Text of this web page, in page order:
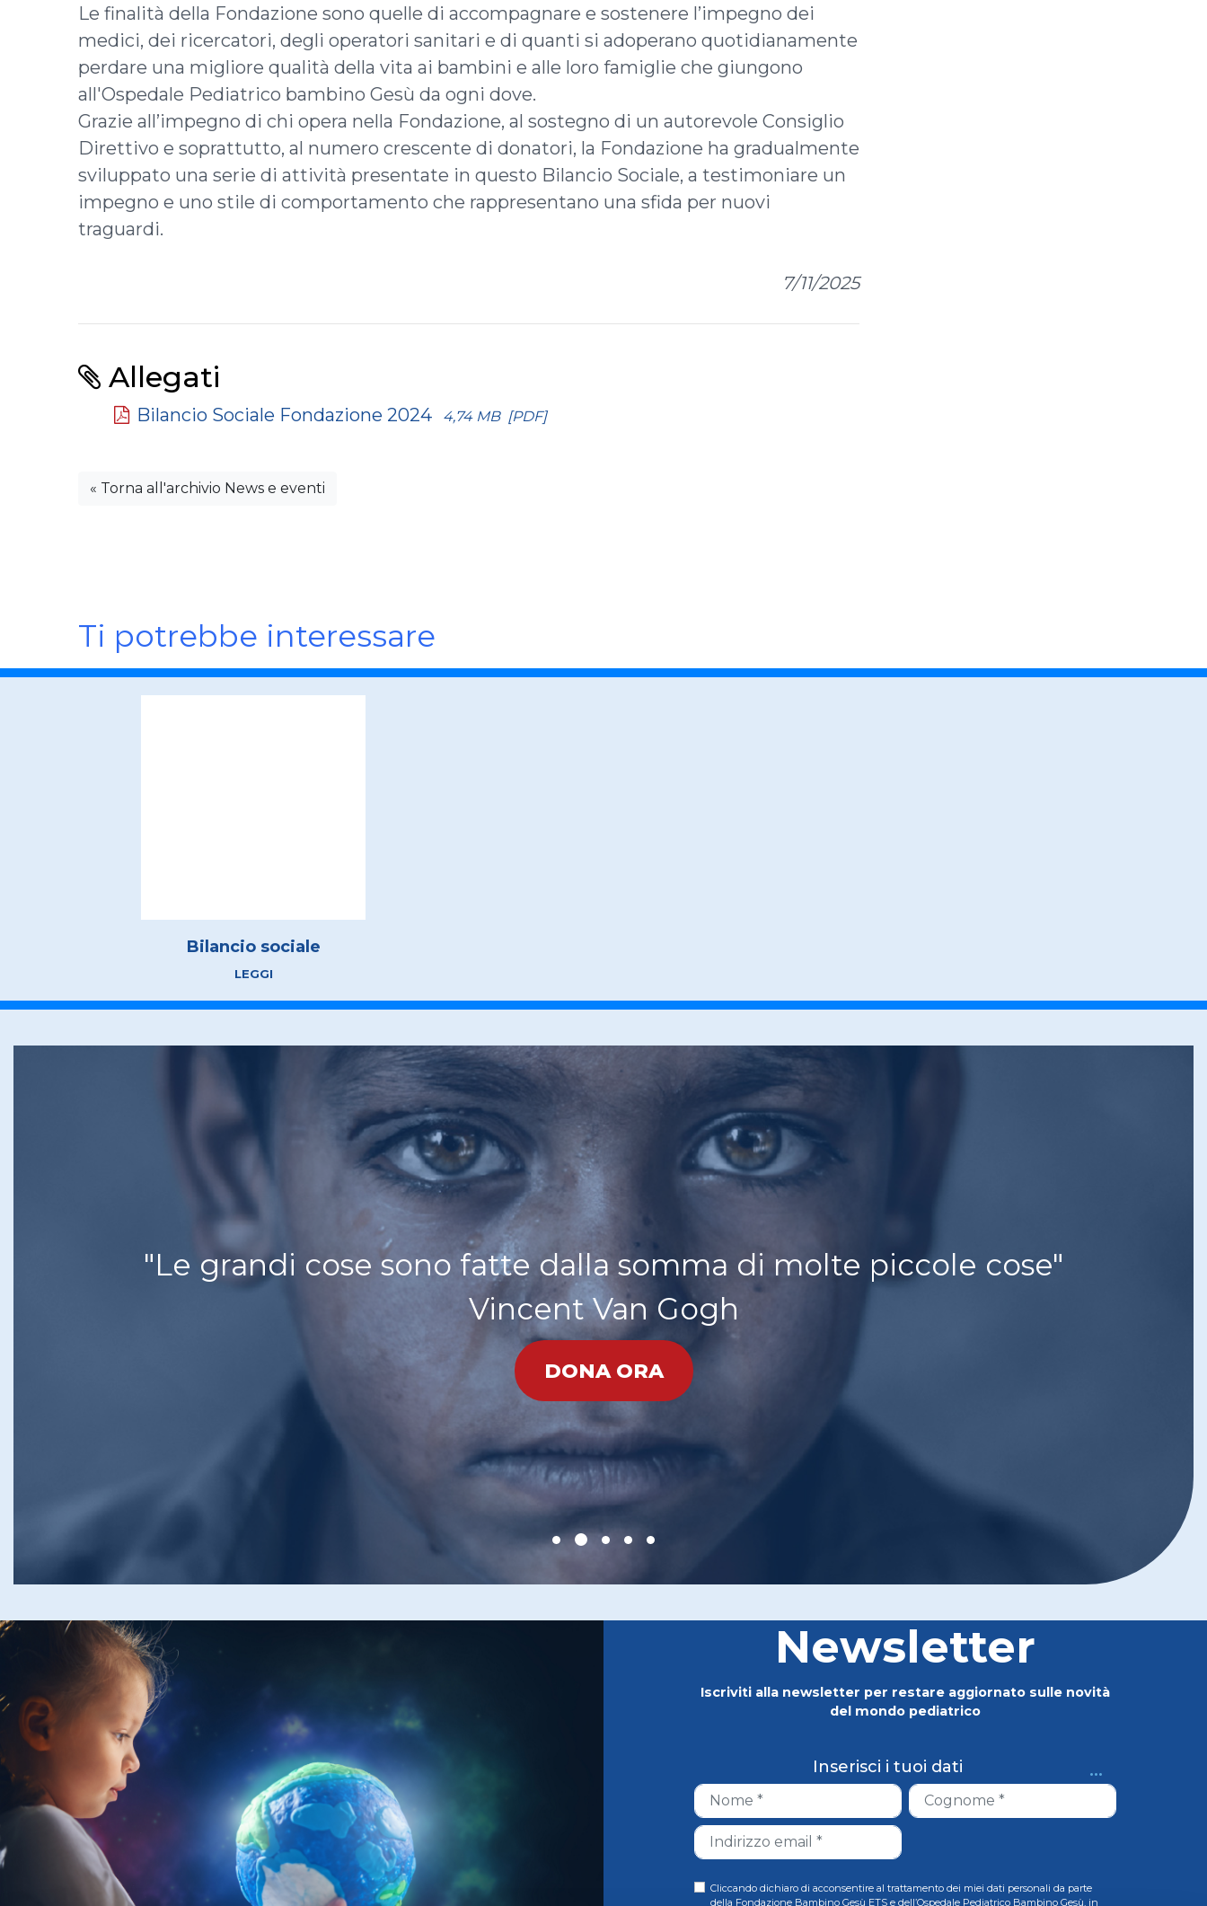
Le finalità della Fondazione sono quelle di accompagnare e sostenere l’impegno dei
medici, dei ricercatori, degli operatori sanitari e di quanti si adoperano quotidianamente
perdare una migliore qualità della vita ai bambini e alle loro famiglie che giungono
all'Ospedale Pediatrico bambino Gesù da ogni dove.
Grazie all’impegno di chi opera nella Fondazione, al sostegno di un autorevole Consiglio
Direttivo e soprattutto, al numero crescente di donatori, la Fondazione ha gradualmente
sviluppato una serie di attività presentate in questo Bilancio Sociale, a testimoniare un
impegno e uno stile di comportamento che rappresentano una sfida per nuovi
traguardi.
7/11/2025
Allegati
Bilancio Sociale Fondazione 2024 4,74 MB [PDF]
« Torna all'archivio News e eventi
Ti potrebbe interessare
Bilancio sociale
LEGGI
"Le grandi cose sono fatte dalla somma di molte piccole cose"
Vincent Van Gogh
DONA ORA
Newsletter
Iscriviti alla newsletter per restare aggiornato sulle novità
del mondo pediatrico
Inserisci i tuoi dati ...
Cliccando dichiaro di acconsentire al trattamento dei miei dati personali da parte
della Fondazione Bambino Gesù ETS e dell’Ospedale Pediatrico Bambino Gesù, in